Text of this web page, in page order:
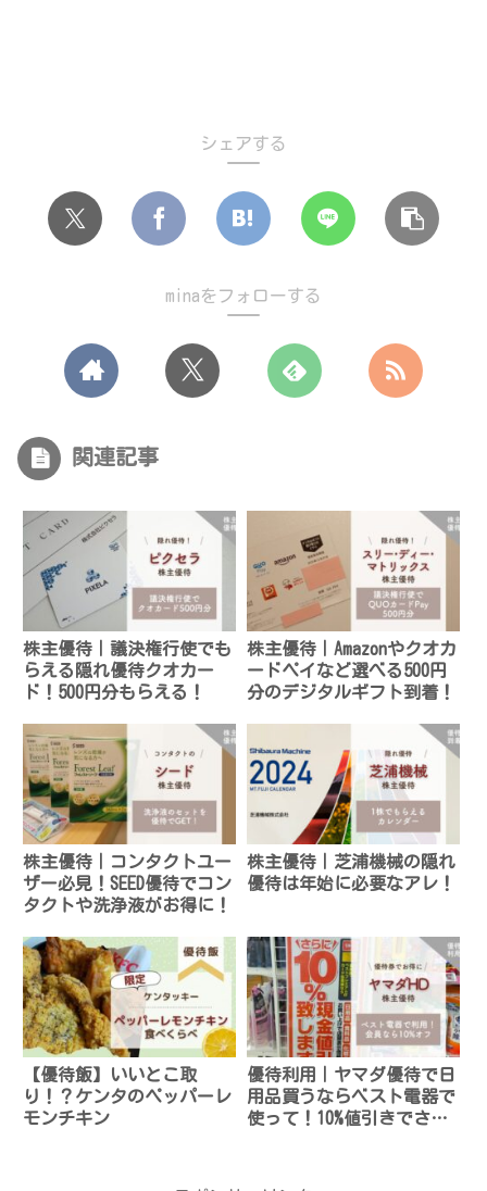
シェアする
minaをフォローする
関連記事
株主優待｜議決権行使でも
らえる隠れ優待クオカー
ド！500円分もらえる！
株主優待｜Amazonやクオカ
ードペイなど選べる500円
分のデジタルギフト到着！
株主優待｜コンタクトユー
ザー必見！SEED優待でコン
タクトや洗浄液がお得に！
株主優待｜芝浦機械の隠れ
優待は年始に必要なアレ！
【優待飯】いいとこ取
り！？ケンタのペッパーレ
モンチキン
優待利用｜ヤマダ優待で日
用品買うならベスト電器で
使って！10%値引きでさら